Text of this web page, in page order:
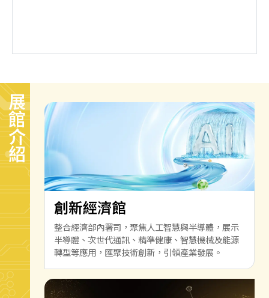
展館介紹
創新經濟館
整合經濟部內署司，聚焦人工智慧與半導體，展示
半導體、次世代通訊、精準健康、智慧機械及能源
轉型等應用，匯聚技術創新，引領產業發展。